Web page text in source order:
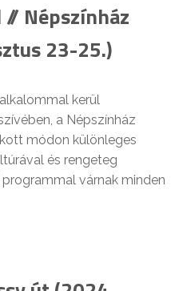
Népszínház
23-25.)
kerül
a Népszínház
módon különleges
és rengeteg
várnak minden